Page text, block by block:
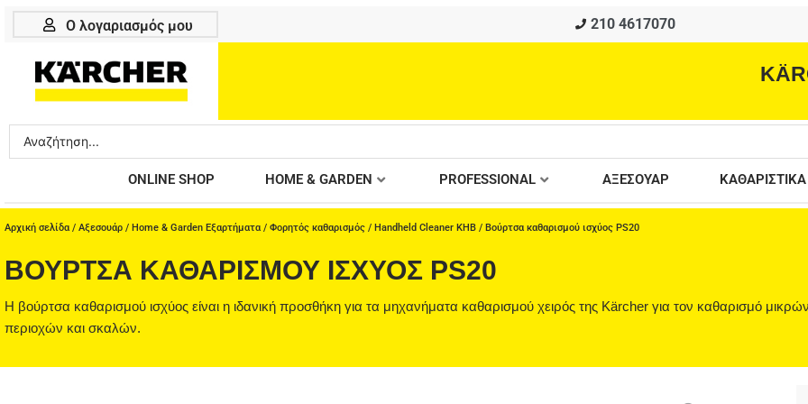
Μετάβαση
Ο λογαριασμός μου 210 4617070
Search
...
ONLINE SHOP HOME & GARDEN PROFESSIONAL ΑΞΕΣΟΥΑΡ ΚΑΘΑΡΙΣΤΙΚΑ
Αρχική σελίδα / Αξεσουάρ / Home & Garden Εξαρτήματα / Φορητός καθαρισμός / Handheld Cleaner KHB / Βούρτσα καθαρισμού ισχύος PS20
ΒΟΎΡΤΣΑ ΚΑΘΑΡΙΣΜΟΎ ΙΣΧΎΟΣ PS20
Η βούρτσα καθαρισμού ισχύος είναι η ιδανική προσθήκη για τα μηχανήματα καθαρισμού χειρός της Kärcher για τον καθαρισμό μικρών
περιοχών και σκαλών.